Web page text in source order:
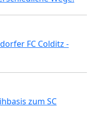
FC Colditz -
zum SC